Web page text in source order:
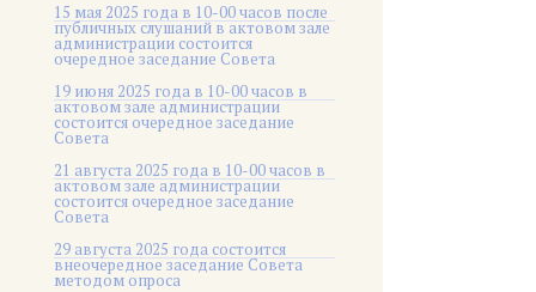
15 мая 2025 года в 10-00 часов после
публичных слушаний в актовом зале
администрации состоится
очередное заседание Совета
19 июня 2025 года в 10-00 часов в
актовом зале администрации
состоится очередное заседание
Совета
21 августа 2025 года в 10-00 часов в
актовом зале администрации
состоится очередное заседание
Совета
29 августа 2025 года состоится
внеочередное заседание Совета
методом опроса